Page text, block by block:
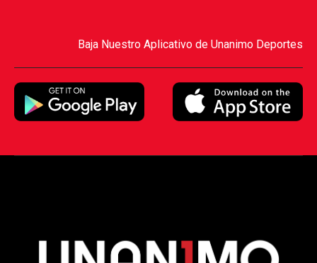
Baja Nuestro Aplicativo de Unanimo Deportes